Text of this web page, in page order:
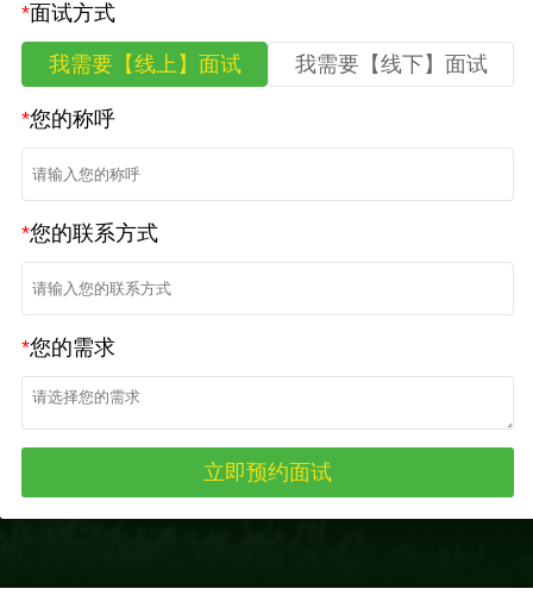
*面试方式
我需要【线上】面试 我需要【线下】面试
*您的称呼
*您的联系方式
*您的需求